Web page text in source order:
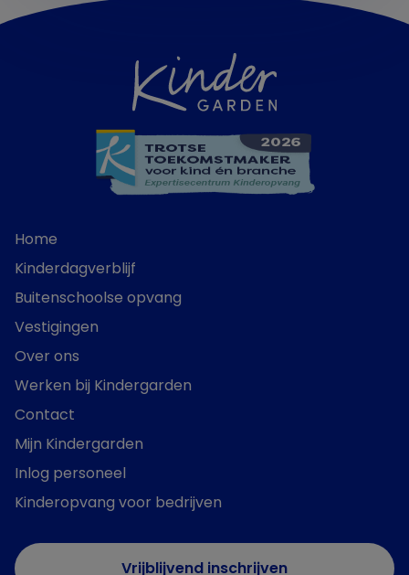
Home
Kinderdagverblijf
Buitenschoolse opvang
Vestigingen
Over ons
Werken bij Kindergarden
Contact
Mijn Kindergarden
Inlog personeel
Kinderopvang voor bedrijven
Vrijblijvend inschrijven